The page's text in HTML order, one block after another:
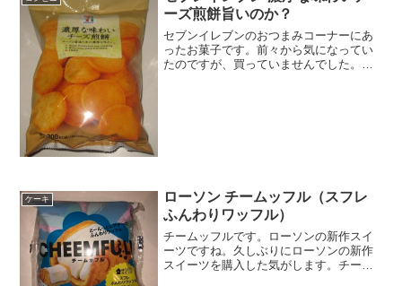
ーズ煎餅旨いのか？
セブンイレブンのおつまみコーナーにあ
ったお菓子です。前々から気になってい
たのですが、買っていませんでした。正
ケーキ
ローソン チームッフル（スフレ
ふんわりワッフル）
チームッフルです。ローソンの新作スイ
ーツですね。久しぶりにローソンの新作
スイーツを購入した気がします。チーム